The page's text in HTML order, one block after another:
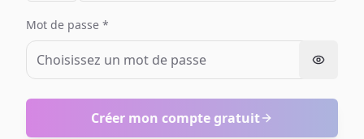
Mot de passe *
Créer mon compte gratuit